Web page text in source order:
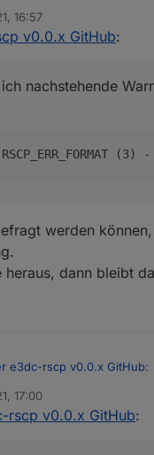
16:57
v0.0.x GitHub:
nachstehende
RSCP_ERR_FORMAT
werden
dann bleibt
e3dc-rscp v0.0.x GitHub:
17:00
rscp v0.0.x GitHub: